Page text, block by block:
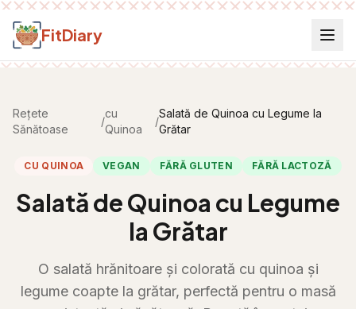
Salt la conținut
FitDiary
Rețete
Sănătoase
/
cu
Quinoa
/
Salată de Quinoa cu Legume la
Grătar
CU QUINOA VEGAN FĂRĂ GLUTEN FĂRĂ LACTOZĂ
Salată de Quinoa cu Legume
la Grătar
O salată hrănitoare și colorată cu quinoa și
legume coapte la grătar, perfectă pentru o masă